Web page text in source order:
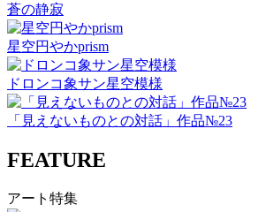
蒼の静寂
星空円やかprism
ドロンコ象サン星空模様
「見えないものとの対話」作品№23
FEATURE
アート特集